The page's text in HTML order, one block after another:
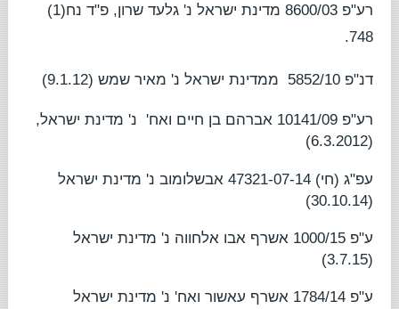
רע"פ 8600/03 מדינת ישראל נ' גלעד שרון
, פ"ד נח(1)
748.
דנ"פ 5852/10 ממדינת ישראל נ' מאיר שמש(9.1.12)
רע"פ 10141/09 אברהם בן חיים ואח' נ' מדינת ישראל,
(6.3.2012)
עפ"ג (חי) 47321-07-14
אבשלומוב נ' מדינת ישראל
(30.10.14)
ע"פ 1000/15
אשרף אבו אלחווה נ' מדינת ישראל
(3.7.15)
ע"פ 1784/14
אשרף עאשור ואח' נ' מדינת ישראל